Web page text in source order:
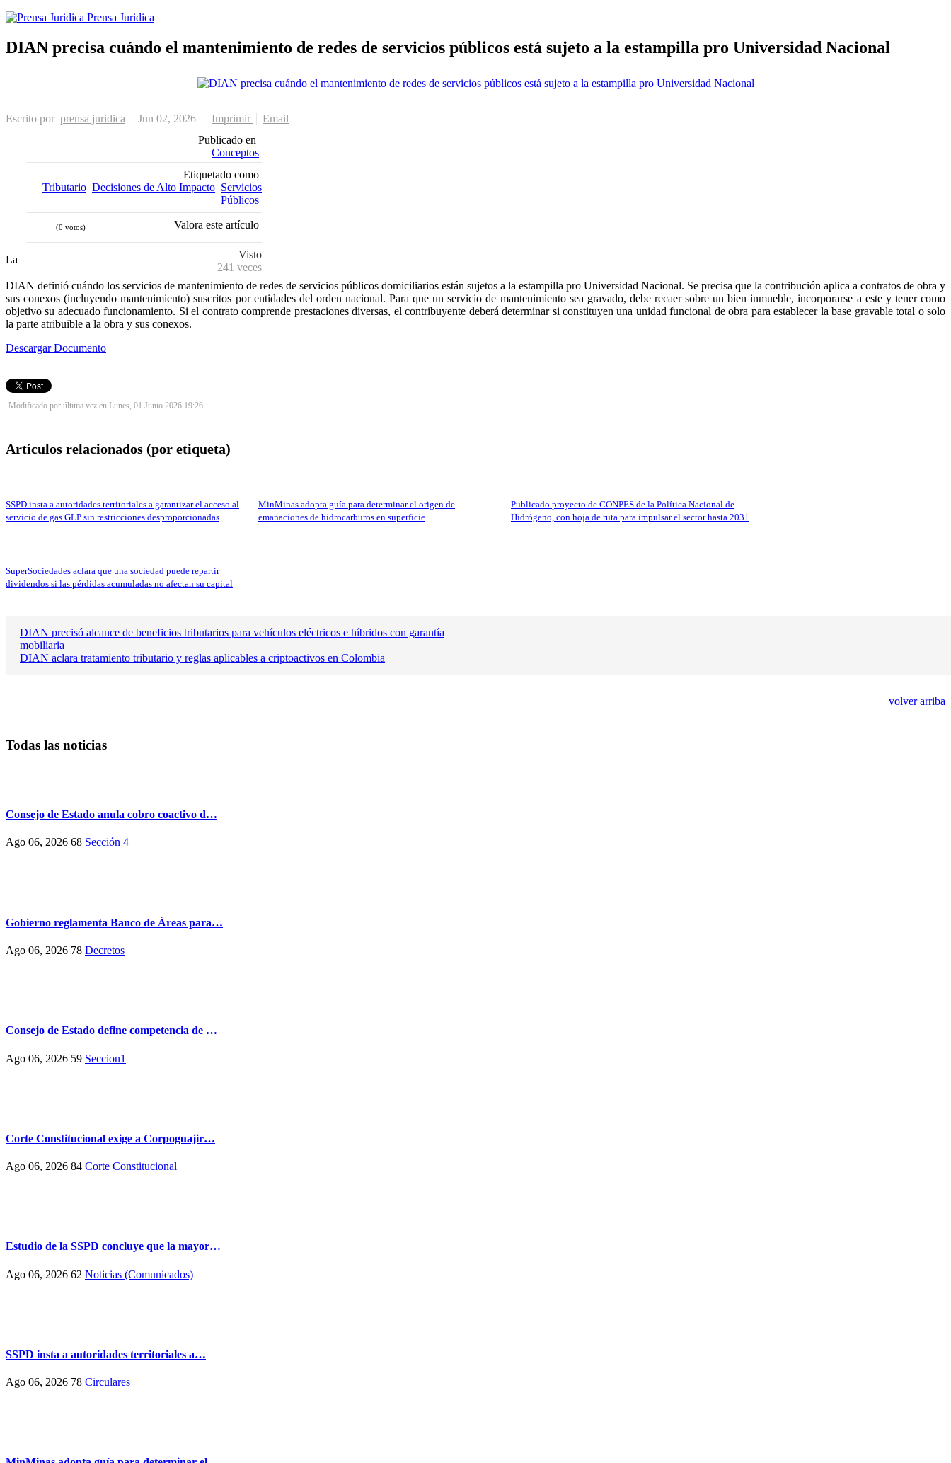
Prensa Juridica
DIAN precisa cuándo el mantenimiento de redes de servicios públicos está sujeto a la estampilla pro Universidad Nacional
Escrito por prensa juridica Jun 02, 2026 Imprimir
Email
Publicado en
Conceptos
Etiquetado como
Tributario Decisiones de Alto Impacto Servicios
Públicos
Valora este artículo
(0 votos)
Visto
241 veces
La
DIAN definió cuándo los servicios de mantenimiento de redes de servicios públicos domiciliarios están sujetos a la estampilla pro Universidad Nacional. Se precisa que la contribución aplica a contratos de obra y
sus conexos (incluyendo mantenimiento) suscritos por entidades del orden nacional. Para que un servicio de mantenimiento sea gravado, debe recaer sobre un bien inmueble, incorporarse a este y tener como
objetivo su adecuado funcionamiento. Si el contrato comprende prestaciones diversas, el contribuyente deberá determinar si constituyen una unidad funcional de obra para establecer la base gravable total o solo
la parte atribuible a la obra y sus conexos.
Descargar Documento
Modificado por última vez en Lunes, 01 Junio 2026 19:26
Artículos relacionados (por etiqueta)
SSPD insta a autoridades territoriales a garantizar el acceso al
servicio de gas GLP sin restricciones desproporcionadas
MinMinas adopta guía para determinar el origen de
emanaciones de hidrocarburos en superficie
Publicado proyecto de CONPES de la Política Nacional de
Hidrógeno, con hoja de ruta para impulsar el sector hasta 2031
SuperSociedades aclara que una sociedad puede repartir
dividendos si las pérdidas acumuladas no afectan su capital
DIAN precisó alcance de beneficios tributarios para vehículos eléctricos e híbridos con garantía
mobiliaria
DIAN aclara tratamiento tributario y reglas aplicables a criptoactivos en Colombia
volver arriba
Todas las noticias
Consejo de Estado anula cobro coactivo d…
Ago 06, 2026 68 Sección 4
Gobierno reglamenta Banco de Áreas para…
Ago 06, 2026 78 Decretos
Consejo de Estado define competencia de …
Ago 06, 2026 59 Seccion1
Corte Constitucional exige a Corpoguajir…
Ago 06, 2026 84 Corte Constitucional
Estudio de la SSPD concluye que la mayor…
Ago 06, 2026 62 Noticias (Comunicados)
SSPD insta a autoridades territoriales a…
Ago 06, 2026 78 Circulares